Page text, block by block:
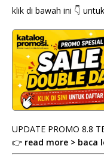
klik di bawah ini 👇
UPDATE PROMO 8.8
👉 read more > baca